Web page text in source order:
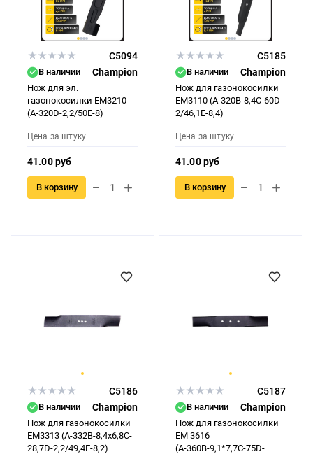
C5094
В наличии Champion
Нож для эл.
газонокосилки ЕМ3210
(А-320D-2,2/50E-8)
Цена за штуку
41.00 руб
В корзину
C5185
В наличии Champion
Нож для газонокосилки
EM3110 (А-320B-8,4C-60D-
2/46,1E-8,4)
Цена за штуку
41.00 руб
В корзину
C5186
В наличии Champion
Нож для газонокосилки
EM3313 (A-332B-8,4x6,8C-
28,7D-2,2/49,4E-8,2)
C5187
В наличии Champion
Нож для газонокосилки
EM 3616
(А-360В-9,1*7,7С-75D-